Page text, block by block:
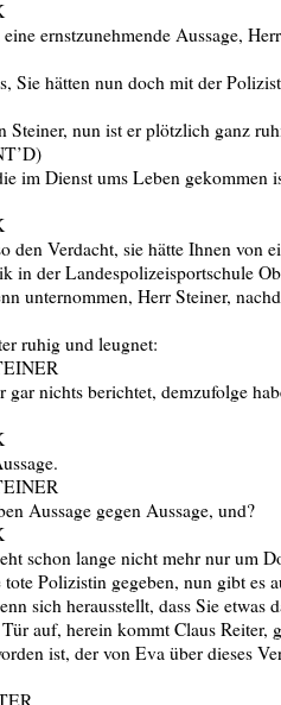
ernstzunehmende Aussage,
Sie hätten nun doch mit der
Steiner, nun ist er plötzlich ganz
im Dienst ums Leben gekommen
den Verdacht, sie hätte Ihnen von
in der Landespolizeisportschule
unternommen, Herr Steiner,
ruhig und leugnet:
gar nichts berichtet, demzufolge
Aussage gegen Aussage, und?
schon lange nicht mehr nur um
Polizistin gegeben, nun gibt es
sich herausstellt, dass Sie etwas
auf, herein kommt Claus Reiter,
ist, der von Eva über dieses